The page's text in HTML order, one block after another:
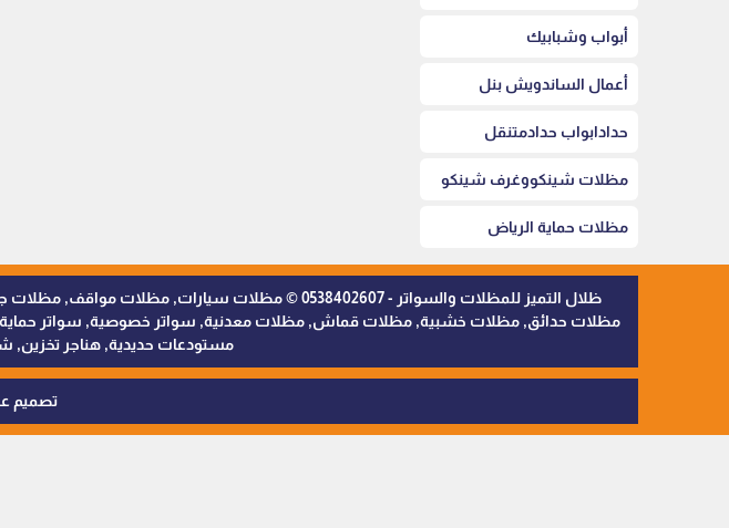
أبواب وشبابيك
أعمال الساندويش بنل
حدادابواب حدادمتنقل
مظلات شينكووغرف شينكو
مظلات حماية الرياض
ظلال التميز للمظلات والسواتر - 0538402607 ©
مظلات حدائق, مظلات خشبية, مظلات قماش, مظلات معدنية, سواتر خصوصية, سواتر حماية,
مستودعات حديدية, هناجر
تصميم